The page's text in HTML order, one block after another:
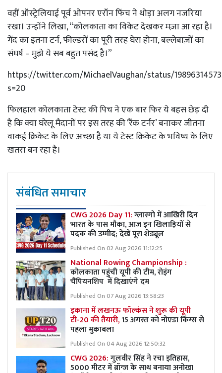
वहीं ऑस्ट्रेलियाई पूर्व ओपनर एरॉन फिंच ने थोड़ा अलग नजरिया
रखा। उन्होंने लिखा, “कोलकाता का विकेट देखकर मज़ा आ रहा है।
गेंद का इतना टर्न, फील्डरों का पूरी तरह घेरा होना, बल्लेबाज़ों का
संघर्ष – मुझे ये सब बहुत पसंद है।”
https://twitter.com/MichaelVaughan/status/
s=20
फिलहाल कोलकाता टेस्ट की पिच ने एक बार फिर ये बहस छेड़ दी
है कि क्या घरेलू मैदानों पर इस तरह की ‘रैंक टर्नर’ बनाकर जीतना
वाकई क्रिकेट के लिए अच्छा है या ये टेस्ट क्रिकेट के भविष्य के लिए
खतरा बन रहा है।
संबंधित समाचार
CWG 2026 Day 11:ग्लास्गो में आखिरी दिन
भारत के पास मौका, आज इन खिलाड़ियों से
पदक की उम्मीद; देखें पूरा शेड्यूल
Published On 02 Aug 2026 11:12:25
National Rowing Championship :
कोलकाता पहुंची यूपी की टीम, रोइंग
चैंपियनशिप में दिखाएंगे दम
Published On 07 Aug 2026 13:58:23
इकाना में लखनऊ फॉल्कंस ने शुरू की यूपी
टी-20 की तैयारी,15 अगस्त को नोएडा किंग्स से
पहला मुकाबला
Published On 04 Aug 2026 12:50:32
CWG 2026:गुलवीर सिंह ने रचा इतिहास,
5000 मीटर में ब्रॉन्ज के साथ बनाया अनोखा